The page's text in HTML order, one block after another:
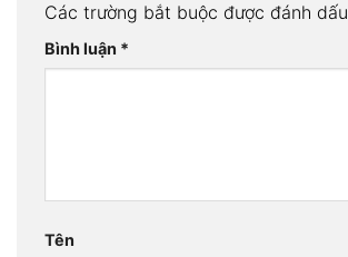
Các trường bắt buộc được đánh dấu
Bình luận *
Tên